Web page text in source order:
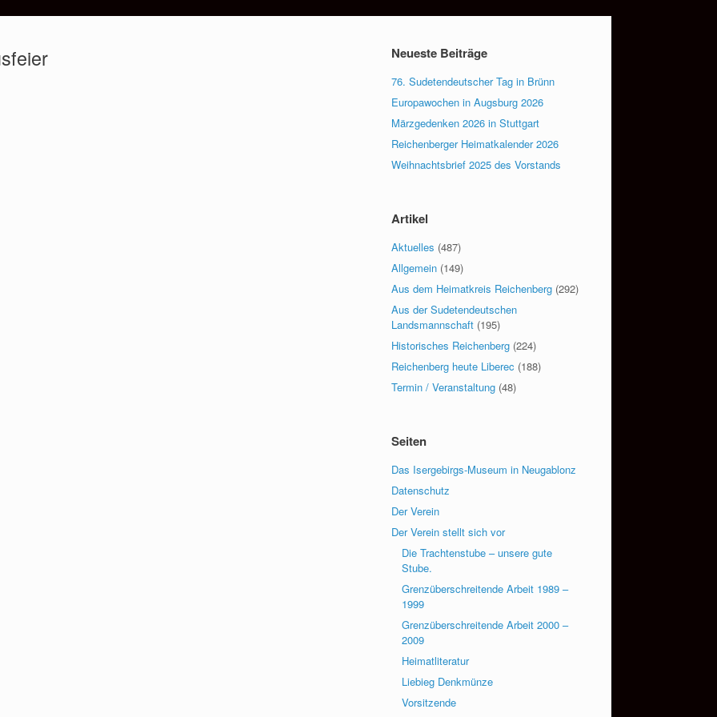
Neueste Beiträge
76. Sudetendeutscher Tag in Brünn
Europawochen in Augsburg 2026
Märzgedenken 2026 in Stuttgart
Reichenberger Heimatkalender 2026
Weihnachtsbrief 2025 des Vorstands
Artikel
Aktuelles (487)
Allgemein (149)
Aus dem Heimatkreis Reichenberg (292)
Aus der Sudetendeutschen
Landsmannschaft (195)
Historisches Reichenberg (224)
Reichenberg heute Liberec (188)
Termin / Veranstaltung (48)
Seiten
Das Isergebirgs-Museum in Neugablonz
Datenschutz
Der Verein
Der Verein stellt sich vor
Die Trachtenstube – unsere gute
Stube.
Grenzüberschreitende Arbeit 1989 –
1999
Grenzüberschreitende Arbeit 2000 –
2009
Heimatliteratur
Liebieg Denkmünze
Vorsitzende